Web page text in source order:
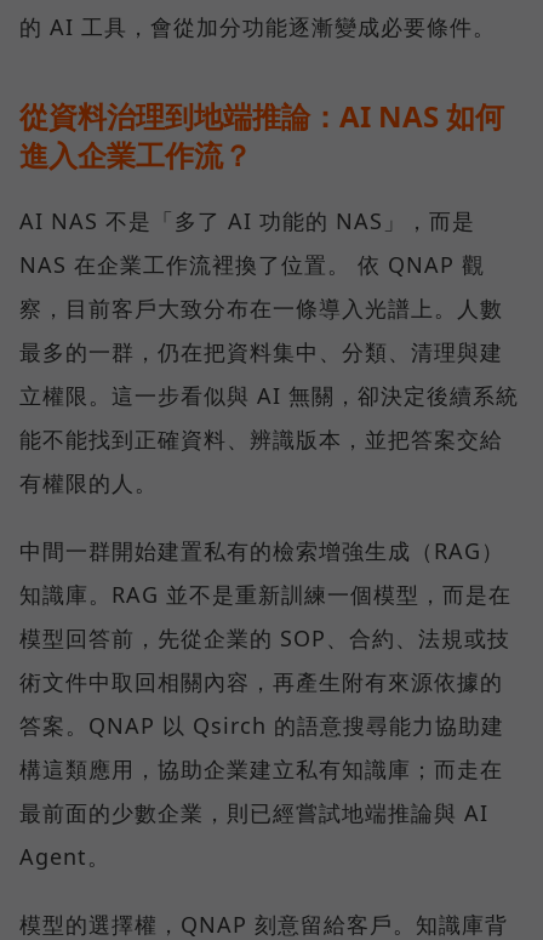
的 AI 工具，會從加分功能逐漸變成必要條件。
從資料治理到地端推論：AI NAS 如何
進入企業工作流？
AI NAS 不是「多了 AI 功能的 NAS」，而是
NAS 在企業工作流裡換了位置。 依 QNAP 觀
察，目前客戶大致分布在一條導入光譜上。人數
最多的一群，仍在把資料集中、分類、清理與建
立權限。這一步看似與 AI 無關，卻決定後續系統
能不能找到正確資料、辨識版本，並把答案交給
有權限的人。
中間一群開始建置私有的檢索增強生成（RAG）
知識庫。RAG 並不是重新訓練一個模型，而是在
模型回答前，先從企業的 SOP、合約、法規或技
術文件中取回相關內容，再產生附有來源依據的
答案。QNAP 以 Qsirch 的語意搜尋能力協助建
構這類應用，協助企業建立私有知識庫；而走在
最前面的少數企業，則已經嘗試地端推論與 AI
Agent。
模型的選擇權，QNAP 刻意留給客戶。知識庫背